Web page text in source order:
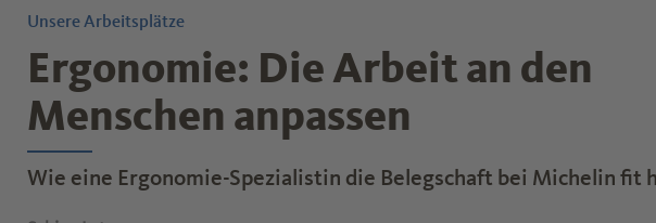
Unsere Arbeitsplätze
Ergonomie: Die Arbeit an den
Menschen anpassen
Wie eine Ergonomie-Spezialistin die Belegschaft bei Michelin fit